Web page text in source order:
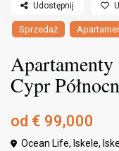
Sprzedaż
Cypr
od € 99,000
Ocean Life, Iskele,
Udostępnij